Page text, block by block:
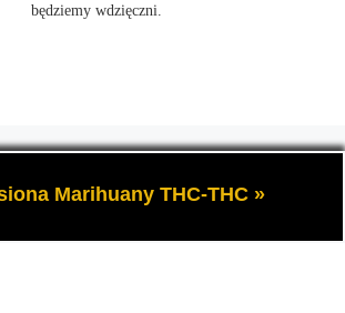
będziemy wdzięczni.
i konopi CBD, wszystko na temat uprawy
cannabis i nie tylko.
Marihuany THC-THC »